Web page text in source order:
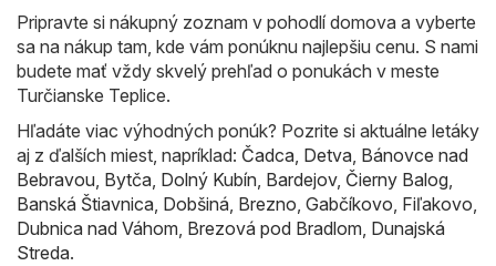
Pripravte si nákupný zoznam v pohodlí domova a vyberte
sa na nákup tam, kde vám ponúknu najlepšiu cenu. S nami
budete mať vždy skvelý prehľad o ponukách v meste
Turčianske Teplice.
Hľadáte viac výhodných ponúk? Pozrite si aktuálne letáky
aj z ďalších miest, napríklad: Čadca, Detva, Bánovce nad
Bebravou, Bytča, Dolný Kubín, Bardejov, Čierny Balog,
Banská Štiavnica, Dobšiná, Brezno, Gabčíkovo, Fiľakovo,
Dubnica nad Váhom, Brezová pod Bradlom, Dunajská
Streda.